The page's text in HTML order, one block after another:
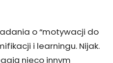
o “motywacji do
i learningu. Nijak.
nieco innym